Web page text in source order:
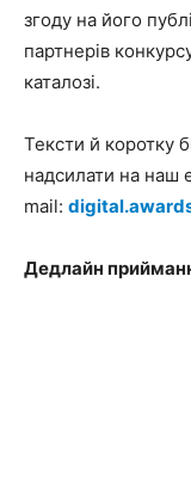
згоду на його
партнерів
каталозі.
Тексти й коротку
надсилати на наш
mail:
Дедлайн